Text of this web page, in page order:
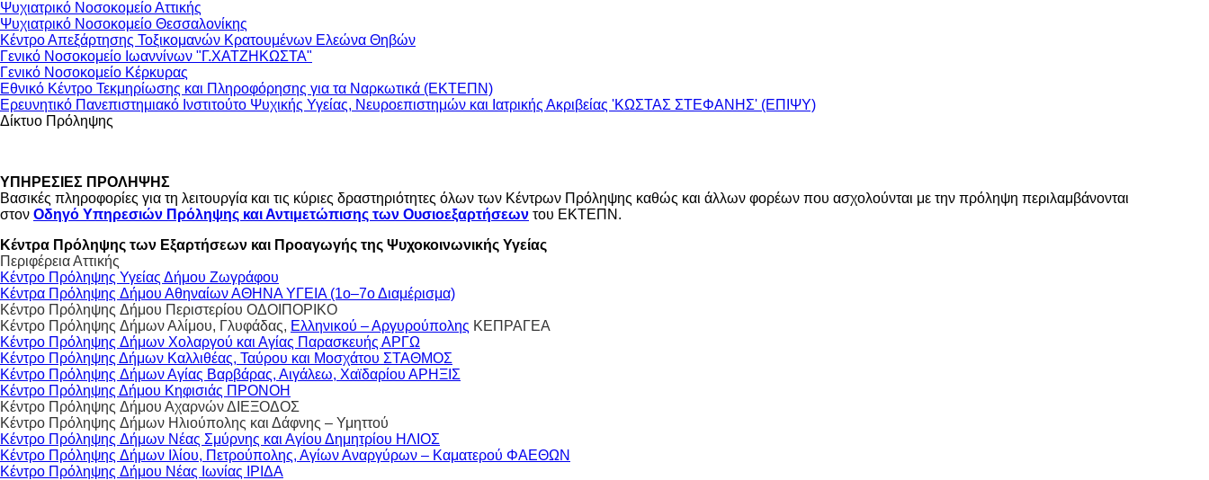
Ψυχιατρικό Νοσοκομείο Αττικής
Ψυχιατρικό Νοσοκομείο Θεσσαλονίκης
Κέντρο Απεξάρτησης Τοξικομανών Κρατουμένων Ελεώνα Θηβών
Γενικό Νοσοκομείο Ιωαννίνων "Γ.ΧΑΤΖΗΚΩΣΤΑ"
Γενικό Νοσοκομείο Κέρκυρας
Εθνικό Κέντρο Τεκμηρίωσης και Πληροφόρησης για τα Ναρκωτικά (ΕΚΤΕΠΝ)
Ερευνητικό Πανεπιστημιακό Ινστιτούτο Ψυχικής Υγείας, Νευροεπιστημών και Ιατρικής Ακριβείας 'ΚΩΣΤΑΣ ΣΤΕΦΑΝΗΣ' (ΕΠΙΨΥ)
Δίκτυο Πρόληψης
ΥΠΗΡΕΣΙΕΣ ΠΡΟΛΗΨΗΣ
Βασικές πληροφορίες για τη λειτουργία και τις κύριες δραστηριότητες όλων των Κέντρων Πρόληψης καθώς και άλλων φορέων που ασχολούνται με την πρόληψη περιλαμβάνονται
στον Οδηγό Υπηρεσιών Πρόληψης και Αντιμετώπισης των Ουσιοεξαρτήσεων του ΕΚΤΕΠΝ.
Κέντρα Πρόληψης των Εξαρτήσεων και Προαγωγής της Ψυχοκοινωνικής Υγείας
Περιφέρεια Αττικής
Κέντρο Πρόληψης Υγείας Δήμου Ζωγράφου
Κέντρα Πρόληψης Δήμου Αθηναίων ΑΘΗΝΑ ΥΓΕΙΑ (1ο–7ο Διαμέρισμα)
Κέντρο Πρόληψης Δήμου Περιστερίου ΟΔΟΙΠΟΡΙΚΟ
Κέντρο Πρόληψης Δήμων Αλίμου, Γλυφάδας, Ελληνικού – Αργυρούπολης ΚΕΠΡΑΓΕΑ
Κέντρο Πρόληψης Δήμων Χολαργού και Αγίας Παρασκευής ΑΡΓΩ
Κέντρο Πρόληψης Δήμων Καλλιθέας, Ταύρου και Μοσχάτου ΣΤΑΘΜΟΣ
Κέντρο Πρόληψης Δήμων Αγίας Βαρβάρας, Αιγάλεω, Χαϊδαρίου ΑΡΗΞΙΣ
Κέντρο Πρόληψης Δήμου Κηφισιάς ΠΡΟΝΟΗ
Κέντρο Πρόληψης Δήμου Αχαρνών ΔΙΕΞΟΔΟΣ
Κέντρο Πρόληψης Δήμων Ηλιούπολης και Δάφνης – Υμηττού
Κέντρο Πρόληψης Δήμων Νέας Σμύρνης και Αγίου Δημητρίου ΗΛΙΟΣ
Κέντρο Πρόληψης Δήμων Ιλίου, Πετρούπολης, Αγίων Αναργύρων – Καματερού ΦΑΕΘΩΝ
Κέντρο Πρόληψης Δήμου Νέας Ιωνίας ΙΡΙΔΑ